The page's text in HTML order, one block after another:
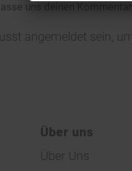
uns deinen
angemeldet sein,
Über uns
Über Uns